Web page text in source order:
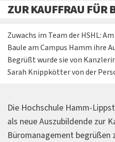
ZUR KAUFFRAU FÜR
Zuwachs im Team der HSHL:
Baule am Campus Hamm ihre
Begrüßt wurde sie von
Sarah Knippkötter von der
Die Hochschule Hamm-
als neue Auszubildende zur
Büromanagement begrüßen